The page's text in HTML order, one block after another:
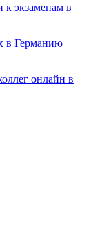
к экзаменам в
в Германию
онлайн в